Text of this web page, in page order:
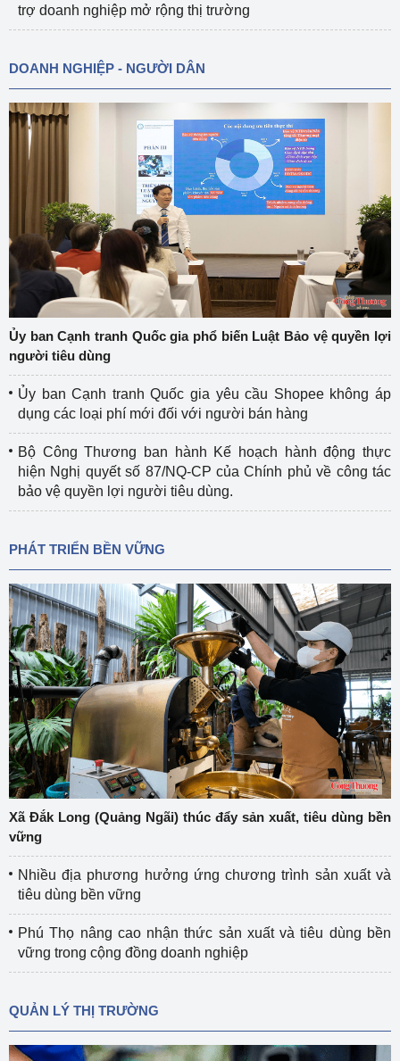
trợ doanh nghiệp mở rộng thị trường
DOANH NGHIỆP - NGƯỜI DÂN
Ủy ban Cạnh tranh Quốc gia phổ biến Luật Bảo vệ quyền lợi
người tiêu dùng
Ủy ban Cạnh tranh Quốc gia yêu cầu Shopee không áp
dụng các loại phí mới đối với người bán hàng
Bộ Công Thương ban hành Kế hoạch hành động thực
hiện Nghị quyết số 87/NQ-CP của Chính phủ về công tác
bảo vệ quyền lợi người tiêu dùng.
PHÁT TRIỂN BỀN VỮNG
Xã Đắk Long (Quảng Ngãi) thúc đẩy sản xuất, tiêu dùng bền
vững
Nhiều địa phương hưởng ứng chương trình sản xuất và
tiêu dùng bền vững
Phú Thọ nâng cao nhận thức sản xuất và tiêu dùng bền
vững trong cộng đồng doanh nghiệp
QUẢN LÝ THỊ TRƯỜNG